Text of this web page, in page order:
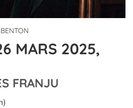
MARS 2025,
FRANJU